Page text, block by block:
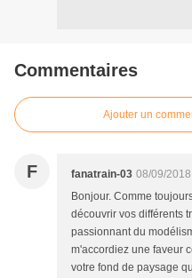
Commentaires
Ajouter un
F fanatrain-03 08/09/
Bonjour. Comme
découvrir vos différents
passionnant du
m'accordiez une faveur
votre fond de paysage